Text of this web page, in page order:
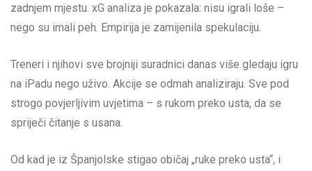
zadnjem mjestu. xG analiza je pokazala: nisu igrali loše –
nego su imali peh. Empirija je zamijenila spekulaciju.
Treneri i njihovi sve brojniji suradnici danas više gledaju igru
na iPadu nego uživo. Akcije se odmah analiziraju. Sve pod
strogo povjerljivim uvjetima – s rukom preko usta, da se
spriječi čitanje s usana.
Od kad je iz Španjolske stigao običaj „ruke preko usta“, i